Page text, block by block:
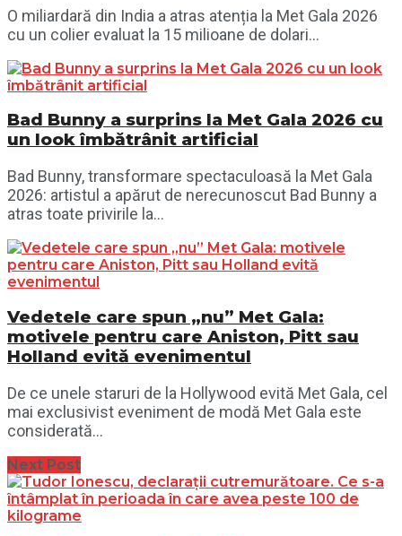
O miliardară din India a atras atenția la Met Gala 2026
cu un colier evaluat la 15 milioane de dolari...
Bad Bunny a surprins la Met Gala 2026 cu
un look îmbătrânit artificial
Bad Bunny, transformare spectaculoasă la Met Gala
2026: artistul a apărut de nerecunoscut Bad Bunny a
atras toate privirile la...
Vedetele care spun „nu” Met Gala:
motivele pentru care Aniston, Pitt sau
Holland evită evenimentul
De ce unele staruri de la Hollywood evită Met Gala, cel
mai exclusivist eveniment de modă Met Gala este
considerată...
Next Post